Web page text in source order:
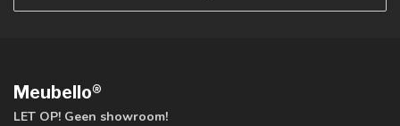
Meubello®
LET OP! Geen showroom!